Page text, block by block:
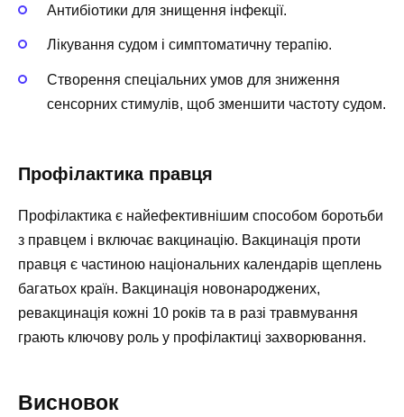
Антибіотики для знищення інфекції.
Лікування судом і симптоматичну терапію.
Створення спеціальних умов для зниження
сенсорних стимулів, щоб зменшити частоту судом.
Профілактика правця
Профілактика є найефективнішим способом боротьби
з правцем і включає вакцинацію. Вакцинація проти
правця є частиною національних календарів щеплень
багатьох країн. Вакцинація новонароджених,
ревакцинація кожні 10 років та в разі травмування
грають ключову роль у профілактиці захворювання.
Висновок